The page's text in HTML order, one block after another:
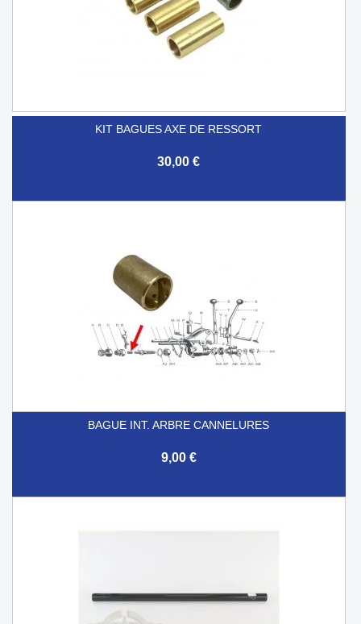
KIT BAGUES AXE DE RESSORT
30,00 €
BAGUE INT. ARBRE CANNELURES
9,00 €